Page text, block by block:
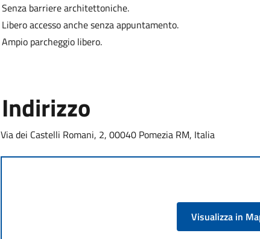
Senza barriere architettoniche.
Libero accesso anche senza appuntamento.
Ampio parcheggio libero.
Indirizzo
Via dei Castelli Romani, 2, 00040 Pomezia RM, Italia
Visualizza in